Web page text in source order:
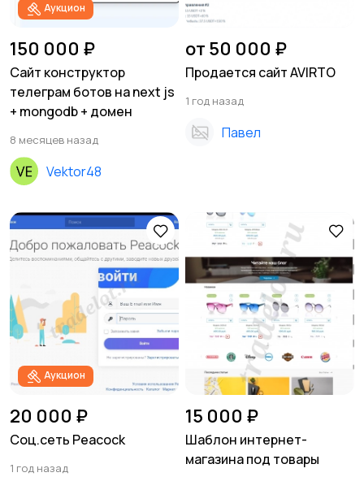
Аукцион
150 000 ₽
Сайт конструктор
телеграм ботов на next js
+ mongodb + домен
8 месяцев назад
Vektor48
от 50 000 ₽
Продается сайт AVIRTO
1 год назад
Павел
Аукцион
20 000 ₽
Соц.сеть Peacock
1 год назад
15 000 ₽
Шаблон интернет-
магазина под товары